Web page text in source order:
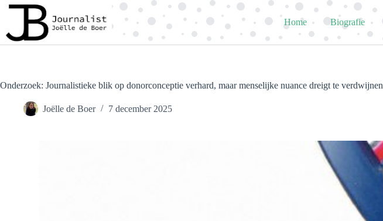
Ga
inhoud
Home Biografie
Onderzoek: Journalistieke blik op donorconceptie verhard, maar menselijke nuance dreigt te verdwijnen
Joëlle de Boer 7 december 2025